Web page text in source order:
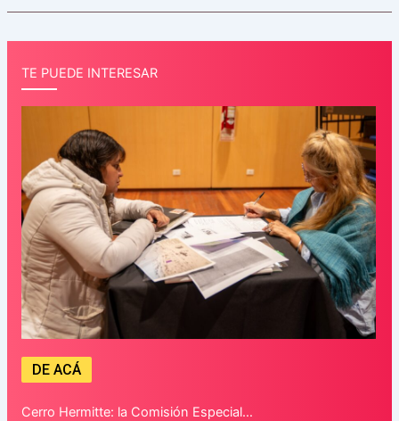
TE PUEDE INTERESAR
DE ACÁ
Cerro Hermitte: la Comisión Especial…